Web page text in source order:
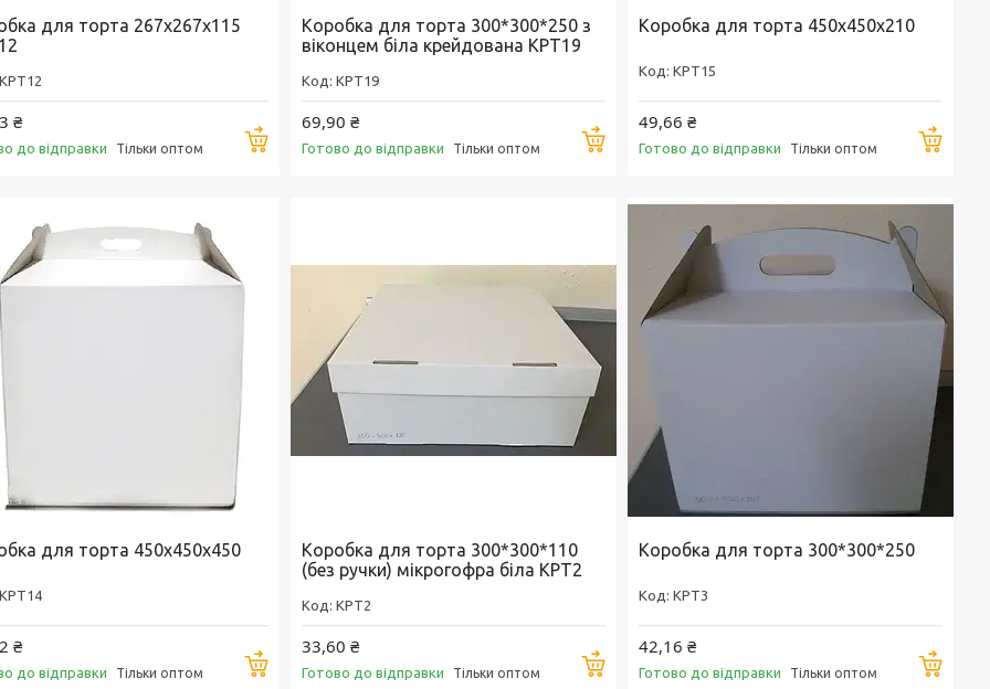
для торта 267х267х115
KPT12
₴
до відправки Тільки оптом Купити
Коробка для торта 300*300*250 з
віконцем біла крейдована KPT19
KPT19
69,90 ₴
Готово до відправки Тільки оптом Купити
Коробка для торта 450х450х210
KPT15
49,66 ₴
Готово до відправки Тільки оптом
для торта 450х450х450
KPT14
₴
до відправки Тільки оптом Купити
Коробка для торта 300*300*110
(без ручки) мікрогофра біла KPT2
KPT2
33,60 ₴
Готово до відправки Тільки оптом Купити
Коробка для торта 300*300*250
KPT3
42,16 ₴
Готово до відправки Тільки оптом